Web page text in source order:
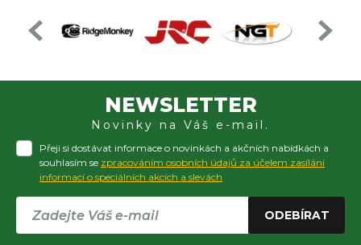
NEWSLETTER
Novinky na Váš e-mail.
Přeji si dostávat informace o novinkách a akčních nabídkách a
souhlasím se zpracováním osobních údajů za účelem zasílání
informací o speciálních akcích a slevách
ODEBÍRAT